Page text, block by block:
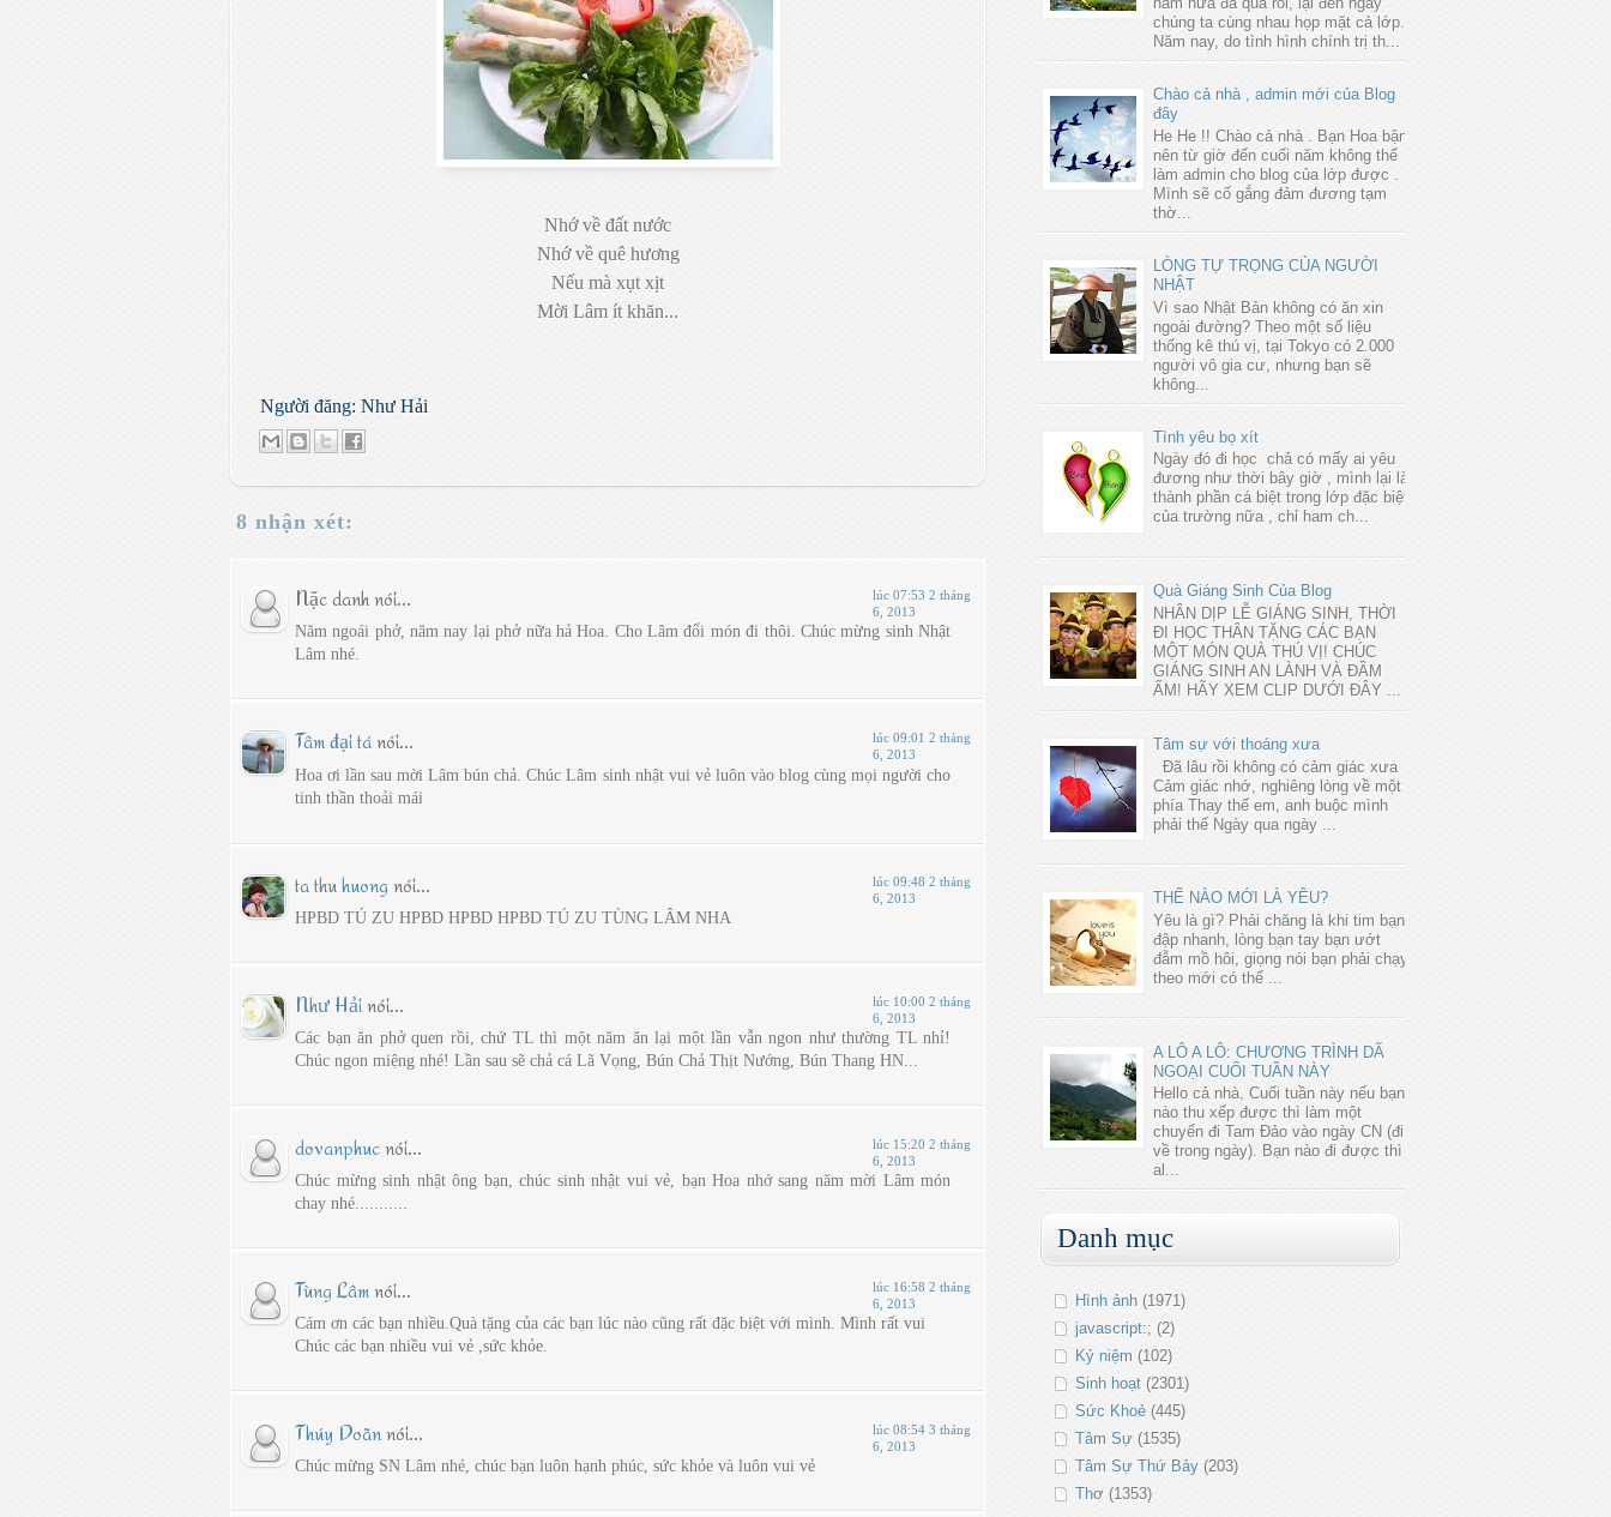
Nhớ về đất nước
Nhớ về quê hương
Nếu mà xụt xịt
Mời Lâm ít khăn...
Người đăng: Như Hải
8 nhận xét:
Nặc danh nói...
Năm ngoái phở, năm nay lại phở nữa hả Hoa. Cho Lâm đổi món đi thôi. Chúc mừng sinh Nhật
Lâm nhé.
lúc 07:53 2 tháng
6, 2013
Tâm đại tá nói...
Hoa ơi lần sau mời Lâm bún chả. Chúc Lâm sinh nhật vui vẻ luôn vào blog cùng mọi người cho
tinh thần thoải mái
lúc 09:01 2 tháng
6, 2013
ta thu huong nói...
HPBD TÚ ZU HPBD HPBD HPBD TÚ ZU TÙNG LÂM NHA
lúc 09:48 2 tháng
6, 2013
Như Hải nói...
Các bạn ăn phở quen rồi, chứ TL thì một năm ăn lại một lần vẫn ngon như thường TL nhỉ!
Chúc ngon miệng nhé! Lần sau sẽ chả cá Lã Vọng, Bún Chả Thịt Nướng, Bún Thang HN...
lúc 10:00 2 tháng
6, 2013
dovanphuc nói...
Chúc mừng sinh nhật ông bạn, chúc sinh nhật vui vẻ, bạn Hoa nhớ sang năm mời Lâm món
chay nhé...........
lúc 15:20 2 tháng
6, 2013
Tùng Lâm nói...
Cám ơn các bạn nhiều.Quà tặng của các bạn lúc nào cũng rất đặc biệt với mình. Mình rất vui
Chúc các bạn nhiều vui vẻ ,sức khỏe.
lúc 16:58 2 tháng
6, 2013
Thúy Doãn nói...
Chúc mừng SN Lâm nhé, chúc bạn luôn hạnh phúc, sức khỏe và luôn vui vẻ
lúc 08:54 3 tháng
6, 2013
chúng ta cùng nhau họp mặt cả lớp.
Năm nay, do tình hình chính trị th...
Chào cả nhà , admin mới của Blog
đây
He He !! Chào cả nhà . Bạn Hoa bận
nên từ giờ đến cuối năm không thể
làm admin cho blog của lớp được .
Mình sẽ cố gắng đảm đương tạm
thờ...
LÒNG TỰ TRỌNG CỦA NGƯỜI
NHẬT
Vì sao Nhật Bản không có ăn xin
ngoài đường? Theo một số liệu
thống kê thú vị, tại Tokyo có 2.000
người vô gia cư, nhưng bạn sẽ
không...
Tình yêu bọ xít
Ngày đó đi học chả có mấy ai yêu
đương như thời bây giờ , mình lại là
thành phần cá biệt trong lớp đặc biệt
của trường nữa , chỉ ham ch...
Quà Giáng Sinh Của Blog
NHÂN DỊP LỄ GIÁNG SINH, THỜI
ĐI HỌC THÂN TẶNG CÁC BẠN
MỘT MÓN QUÀ THÚ VỊ! CHÚC
GIÁNG SINH AN LÀNH VÀ ĐẦM
ẤM! HÃY XEM CLIP DƯỚI ĐÂY ...
Tâm sự với thoáng xưa
Đã lâu rồi không có cảm giác xưa
Cảm giác nhớ, nghiêng lòng về một
phía Thay thế em, anh buộc mình
phải thế Ngày qua ngày ...
THẾ NÀO MỚI LÀ YÊU?
Yêu là gì? Phải chăng là khi tim bạn
đập nhanh, lòng bạn tay bạn ướt
đẫm mồ hôi, giọng nói bạn phải chạy
theo mới có thể ...
A LÔ A LÔ: CHƯƠNG TRÌNH DÃ
NGOẠI CUỐI TUẦN NÀY
Hello cả nhà, Cuối tuần này nếu bạn
nào thu xếp được thì làm một
chuyến đi Tam Đảo vào ngày CN (đi
về trong ngày). Bạn nào đi được thì
al...
Danh mục
Hình ảnh (1971)
javascript:; (2)
Kỷ niệm (102)
Sinh hoạt (2301)
Sức Khoẻ (445)
Tâm Sự (1535)
Tâm Sự Thứ Bảy (203)
Thơ (1353)